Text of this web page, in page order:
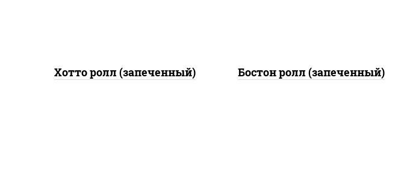
Хотто ролл (запеченный) Бостон ролл (запеченный)